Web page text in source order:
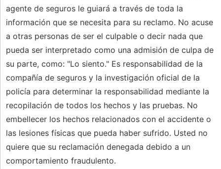
agente de seguros le guiará a través de toda la
información que se necesita para su reclamo. No acuse
a otras personas de ser el culpable o decir nada que
pueda ser interpretado como una admisión de culpa de
su parte, como: "Lo siento." Es responsabilidad de la
compañía de seguros y la investigación oficial de la
policía para determinar la responsabilidad mediante la
recopilación de todos los hechos y las pruebas. No
embellecer los hechos relacionados con el accidente o
las lesiones físicas que pueda haber sufrido. Usted no
quiere que su reclamación denegada debido a un
comportamiento fraudulento.